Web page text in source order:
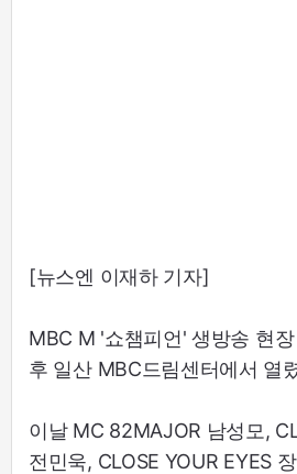
[뉴스엔 이재하 기자]
MBC M '쇼챔피언' 생방송 현
후 일산 MBC드림센터에서 열
이날 MC 82MAJOR 남성모,
전민욱, CLOSE YOUR EYES